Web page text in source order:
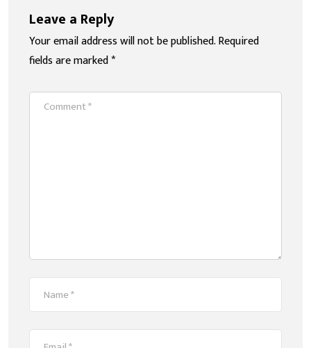
Leave a Reply
Your email address will not be published.Required
fields are marked*